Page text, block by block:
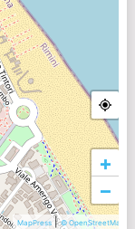
+
−
MapPress|© OpenStreetMap